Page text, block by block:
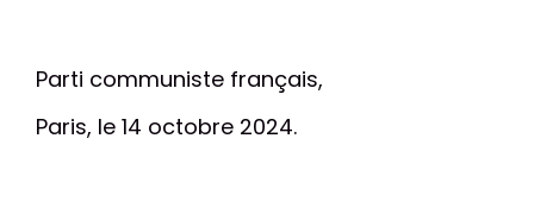
Parti communiste français,
Paris, le 14 octobre 2024.